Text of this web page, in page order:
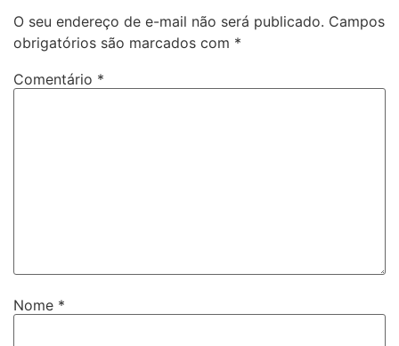
O seu endereço de e-mail não será publicado. Campos
obrigatórios são marcados com *
Comentário *
Nome *